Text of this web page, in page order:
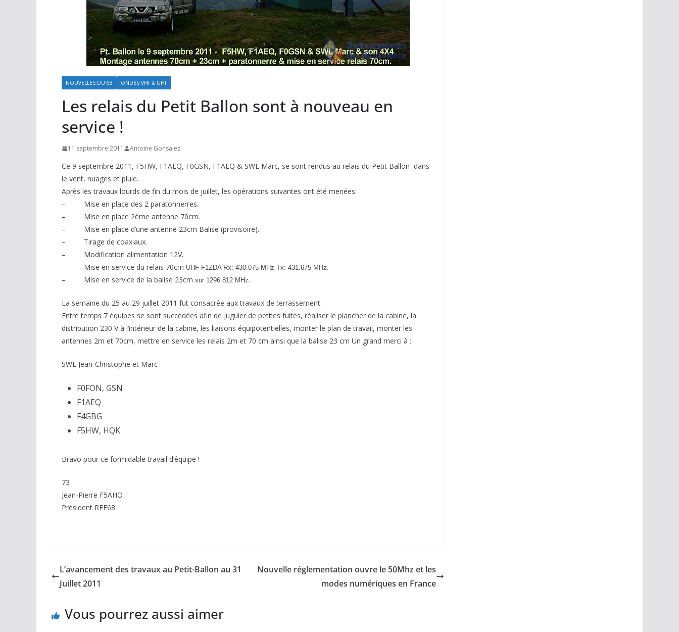
NOUVELLES DU 68 ONDES VHF & UHF
Les relais du Petit Ballon sont à nouveau en
service !
11 septembre 2011 Antoine Gonsalez
Ce 9 septembre 2011, F5HW, F1AEQ, F0GSN, F1AEQ & SWL Marc, se sont rendus au relais du Petit Ballon dans
le vent, nuages et pluie.
Après les travaux lourds de fin du mois de juillet, les opérations suivantes ont été menées:
– Mise en place des 2 paratonnerres.
– Mise en place 2ème antenne 70cm.
– Mise en place d’une antenne 23cm Balise (provisoire).
– Tirage de coaxiaux.
– Modification alimentation 12V.
– Mise en service du relais 70cm UHF F1ZDA Rx: 430.075 MHz Tx: 431.675 MHz.
– Mise en service de la balise 23cm sur 1296.812 MHz.
La semaine du 25 au 29 juillet 2011 fut consacrée aux travaux de terrassement.
Entre temps 7 équipes se sont succédées afin de juguler de petites fuites, réaliser le plancher de la cabine, la
distribution 230 V à l’intérieur de la cabine, les liaisons équipotentielles, monter le plan de travail, monter les
antennes 2m et 70cm, mettre en service les relais 2m et 70 cm ainsi que la balise 23 cm Un grand merci à :
SWL Jean-Christophe et Marc
F0FON, GSN
F1AEQ
F4GBG
F5HW, HQK
Bravo pour ce formidable travail d’équipe !
73
Jean-Pierre F5AHO
Président REF68
L’avancement des travaux au Petit-Ballon au 31
Juillet 2011
Nouvelle réglementation ouvre le 50Mhz et les
modes numériques en France
Vous pourrez aussi aimer